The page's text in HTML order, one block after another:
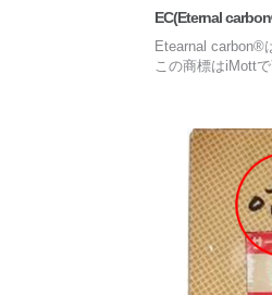
EC(Eternal
Etearnal carbon®
この商標はiMott